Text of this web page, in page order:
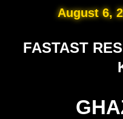
August 6,
FASTAST